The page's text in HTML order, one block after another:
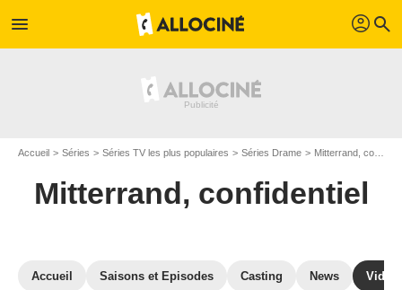
menu profil search
Accueil Séries Séries TV les plus populaires Séries Drame Mitterrand, confidentiel
Mitterrand, confidentiel
Accueil Saisons et Episodes Casting News